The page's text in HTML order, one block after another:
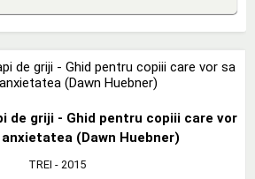
de griji - Ghid pentru copiii care vor
(Dawn Huebner)
TREI - 2015